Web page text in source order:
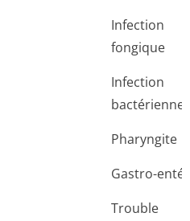
Infection
fongique
Infection
bactérienne
Pharyngite
Gastro-
Trouble